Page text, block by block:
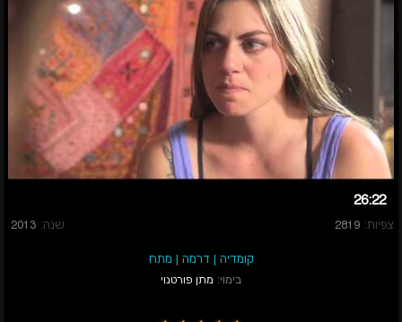
26:22
צפיות: 2819 שנה: 2013
קומדיה | דרמה | מתח
בימוי: מתן פורטנוי